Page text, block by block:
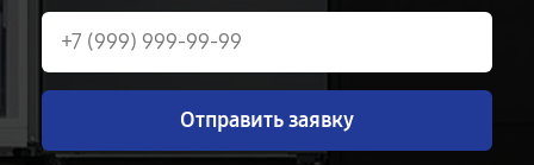
Отправить заявку